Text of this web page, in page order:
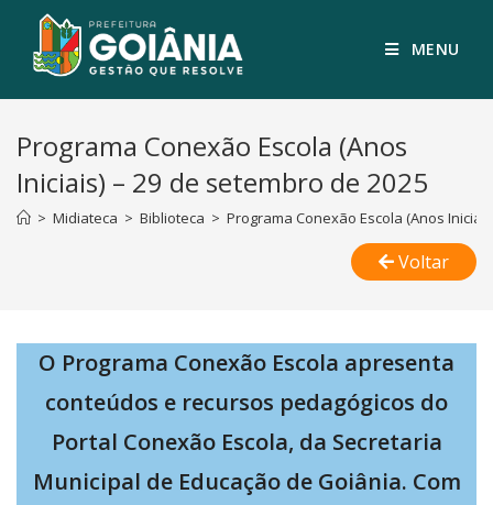
MENU
Programa Conexão Escola (Anos
Iniciais) – 29 de setembro de 2025
> Midiateca > Biblioteca > Programa Conexão Escola (Anos
Voltar
O Programa Conexão Escola apresenta
conteúdos e recursos pedagógicos do
Portal Conexão Escola, da Secretaria
Municipal de Educação de Goiânia. Com